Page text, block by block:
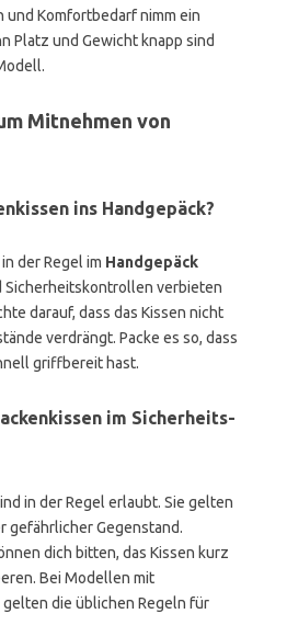
und Komfortbedarf nimm ein
Platz und Gewicht knapp sind
Mitnehmen von
ins Handgepäck?
der Regel im Handgepäck
Sicherheitskontrollen verbieten
darauf, dass das Kissen nicht
verdrängt. Packe es so, dass
griffbereit hast.
im Sicherheits-
in der Regel erlaubt. Sie gelten
gefährlicher Gegenstand.
dich bitten, das Kissen kurz
Bei Modellen mit
die üblichen Regeln für